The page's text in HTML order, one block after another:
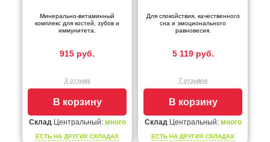
Минерально-витаминный
комплекс для костей, зубов и
иммунитета.
915 руб.
3 отзыва
В корзину
СкладЦентральный: много
ЕСТЬ НА ДРУГИХ СКЛАДАХ
Для спокойствия, качественного
сна и эмоционального
равновесия.
5 119 руб.
7 отзывов
В корзину
СкладЦентральный: много
ЕСТЬ НА ДРУГИХ СКЛАДАХ